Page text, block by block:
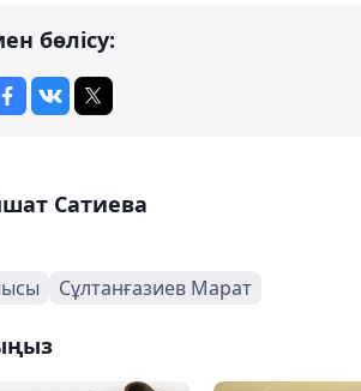
бөлісу:
Сатиева
Сұлтанғазиев Марат